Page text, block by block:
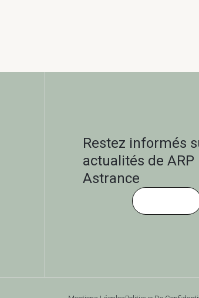
Restez informés
actualités de ARP
Astrance